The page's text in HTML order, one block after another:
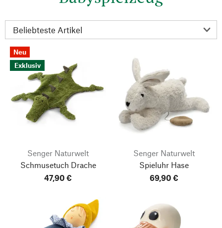
Neu
Exklusiv
Senger Naturwelt
Schmusetuch Drache
47,90 €
Senger Naturwelt
Spieluhr Hase
69,90 €